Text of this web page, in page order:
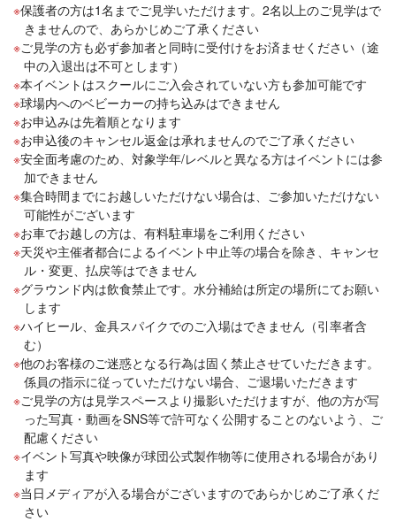
保護者の方は1名までご見学いただけます。2名以上のご見学はで
きませんので、あらかじめご了承ください
ご見学の方も必ず参加者と同時に受付けをお済ませください（途
中の入退出は不可とします）
本イベントはスクールにご入会されていない方も参加可能です
球場内へのベビーカーの持ち込みはできません
お申込みは先着順となります
お申込後のキャンセル返金は承れませんのでご了承ください
安全面考慮のため、対象学年/レベルと異なる方はイベントには参
加できません
集合時間までにお越しいただけない場合は、ご参加いただけない
可能性がございます
お車でお越しの方は、有料駐車場をご利用ください
天災や主催者都合によるイベント中止等の場合を除き、キャンセ
ル・変更、払戻等はできません
グラウンド内は飲食禁止です。水分補給は所定の場所にてお願い
します
ハイヒール、金具スパイクでのご入場はできません（引率者含
む）
他のお客様のご迷惑となる行為は固く禁止させていただきます。
係員の指示に従っていただけない場合、ご退場いただきます
ご見学の方は見学スペースより撮影いただけますが、他の方が写
った写真・動画をSNS等で許可なく公開することのないよう、ご
配慮ください
イベント写真や映像が球団公式製作物等に使用される場合があり
ます
当日メディアが入る場合がございますのであらかじめご了承くだ
さい